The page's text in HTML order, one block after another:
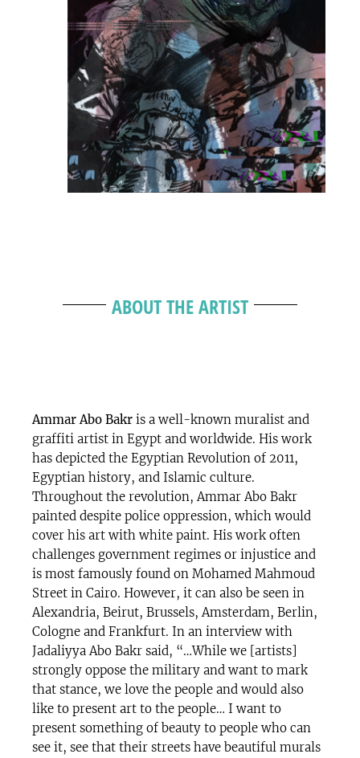
ABOUT THE ARTIST
Ammar Abo Bakris a well-known muralist and
graffiti artist in Egypt and worldwide. His work
has depicted the Egyptian Revolution of 2011,
Egyptian history, and Islamic culture.
Throughout the revolution, Ammar Abo Bakr
painted despite police oppression, which would
cover his art with white paint. His work often
challenges government regimes or injustice and
is most famously found on Mohamed Mahmoud
Street in Cairo. However, it can also be seen in
Alexandria, Beirut, Brussels, Amsterdam, Berlin,
Cologne and Frankfurt. In an interview with
Jadaliyya Abo Bakr said, “…While we [artists]
strongly oppose the military and want to mark
that stance, we love the people and would also
like to present art to the people… I want to
present something of beauty to people who can
see it, see that their streets have beautiful murals